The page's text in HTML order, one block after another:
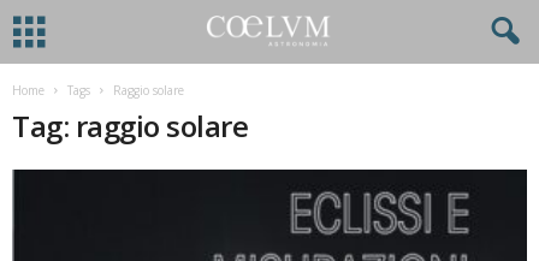
Home Tags Raggio solare
Tag: raggio solare